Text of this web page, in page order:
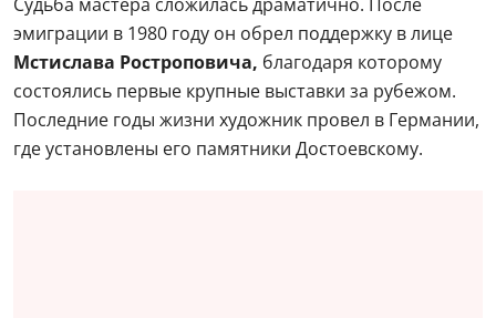
эмиграции в 1980 году он обрел поддержку в лице
Мстислава Ростроповича, благодаря которому
состоялись первые крупные выставки за рубежом.
Последние годы жизни художник провел в Германии,
где установлены его памятники Достоевскому.